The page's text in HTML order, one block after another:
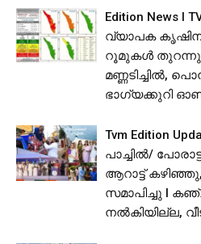
Edition News
വ്യാപക
റൂമുകൾ തുറന്നു
മണ്ണടിച്ചിൽ,
ഭാഗ്യക്കുറി
Tvm Edition
പാച്ചിൽ/
ആറാട്ട്
സമാപിച്ചു I
നൽകിയില്ല,